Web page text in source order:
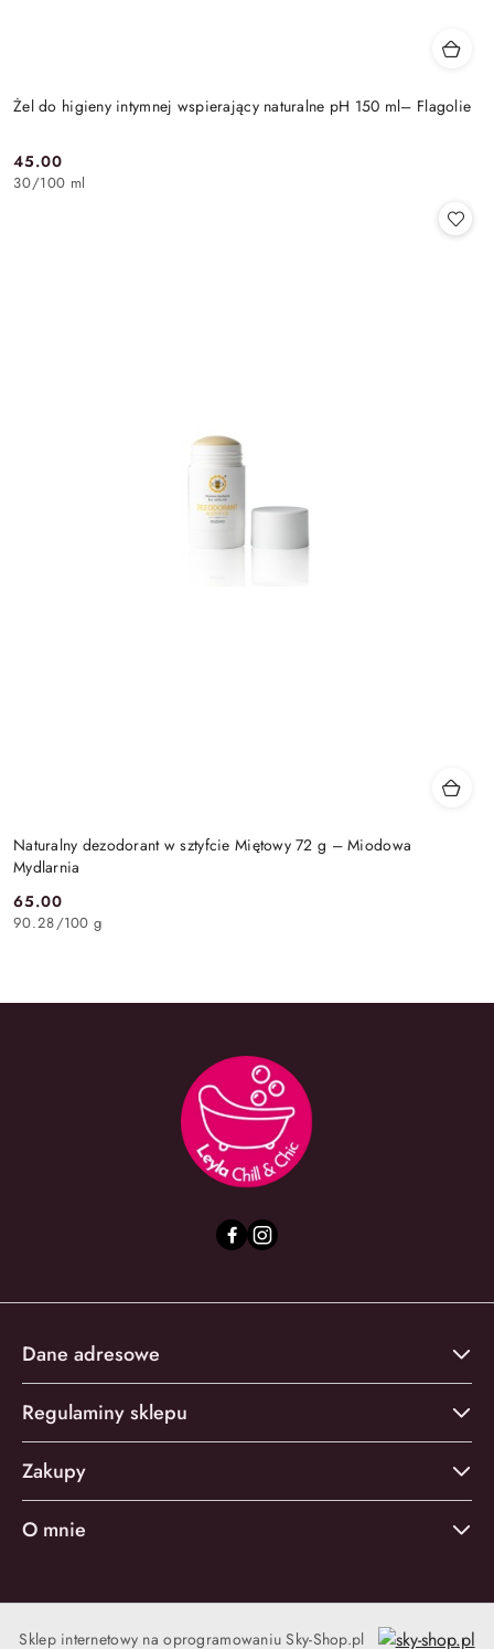
Żel do higieny intymnej wspierający naturalne pH 150 ml– Flagolie
Cena:
45.00
30/100 ml
Naturalny dezodorant w sztyfcie Miętowy 72 g – Miodowa
Mydlarnia
Cena:
65.00
90.28/100 g
Dane adresowe
Regulaminy sklepu
Zakupy
O mnie
Sklep internetowy na oprogramowaniu Sky-Shop.pl